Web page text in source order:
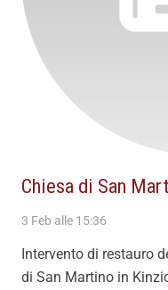
Chiesa di San
3 Feb alle 15:36
Intervento di restauro
di San Martino in